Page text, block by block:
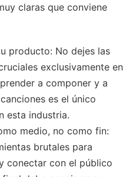
claras que conviene
producto: No dejes las
exclusivamente en
a componer y a
es el único
esta industria.
medio, no como fin:
brutales para
conectar con el público